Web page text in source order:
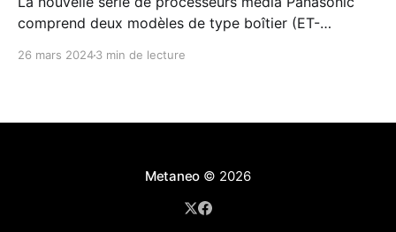
comprend deux modèles de type boîtier (ET-
26 mars 20243 min de lecture
Metaneo © 2026